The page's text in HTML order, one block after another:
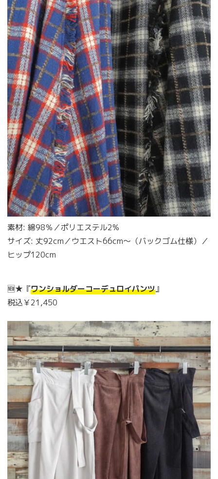
素材: 綿98％／ポリエステル2%
サイズ: 丈92cm／ウエスト66cm〜（バックゴム仕様）／
ヒップ120cm
🆕★『ワンショルダーコーデュロイパンツ』
税込￥21,450